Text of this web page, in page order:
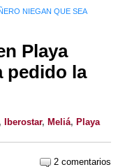
NIEGAN QUE SEA
Playa
pedido la
Iberostar, Meliá, Playa
2 comentarios